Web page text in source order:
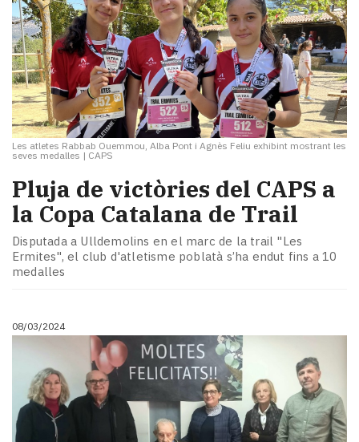
Les atletes Rabbab Ouemmou, Alba Pont i Agnès Feliu exhibint mostrant les
seves medalles | CAPS
Pluja de victòries del CAPS a
la Copa Catalana de Trail
Disputada a Ulldemolins en el marc de la trail "Les
Ermites", el club d'atletisme poblatà s’ha endut fins a 10
medalles
08/03/2024